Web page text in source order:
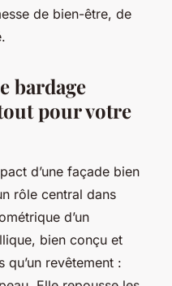
de bien-être, de
bardage
pour votre
d’une façade bien
rôle central dans
d’un
bien conçu et
qu’un revêtement :